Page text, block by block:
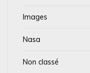
Images
Nasa
Non classé